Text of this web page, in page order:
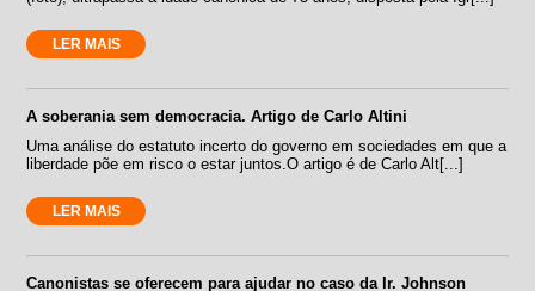
LER MAIS
A soberania sem democracia. Artigo de Carlo Altini
Uma análise do estatuto incerto do governo em sociedades em que a
liberdade põe em risco o estar juntos.O artigo é de Carlo Alt[...]
LER MAIS
Canonistas se oferecem para ajudar no caso da Ir. Johnson